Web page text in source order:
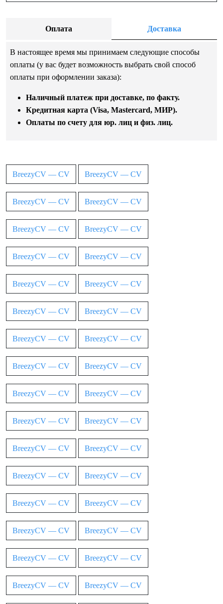
Оплата Доставка
В настоящее время мы принимаем следующие способы
оплаты (у вас будет возможность выбрать свой способ
оплаты при оформлении заказа):
Наличный платеж при доставке, по факту.
Кредитная карта (Visa, Mastercard, МИР).
Оплаты по счету для юр. лиц и физ. лиц.
BreezyCV — CV BreezyCV — CV
BreezyCV — CV BreezyCV — CV
BreezyCV — CV BreezyCV — CV
BreezyCV — CV BreezyCV — CV
BreezyCV — CV BreezyCV — CV
BreezyCV — CV BreezyCV — CV
BreezyCV — CV BreezyCV — CV
BreezyCV — CV BreezyCV — CV
BreezyCV — CV BreezyCV — CV
BreezyCV — CV BreezyCV — CV
BreezyCV — CV BreezyCV — CV
BreezyCV — CV BreezyCV — CV
BreezyCV — CV BreezyCV — CV
BreezyCV — CV BreezyCV — CV
BreezyCV — CV BreezyCV — CV
BreezyCV — CV BreezyCV — CV